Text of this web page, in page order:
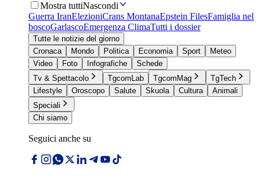
Mostra tuttiNascondi
Guerra IranElezioniCrans MontanaEpstein FilesFamiglia nel
boscoGarlascoEmergenza ClimaTutti i dossier
Tutte le notizie del giorno
Cronaca
Mondo Politica Economia Sport
Meteo
Video
Foto Infografiche
Schede
Tv & Spettacolo
TgcomLab TgcomMag
TgTech
Lifestyle
Oroscopo Salute Skuola Cultura
Animali
Speciali
Chi siamo
Seguici anche su